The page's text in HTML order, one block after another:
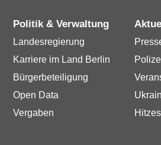
Politik & Verwaltung
Landesregierung
Karriere im Land Berlin
Bürgerbeteiligung
Open Data
Vergaben